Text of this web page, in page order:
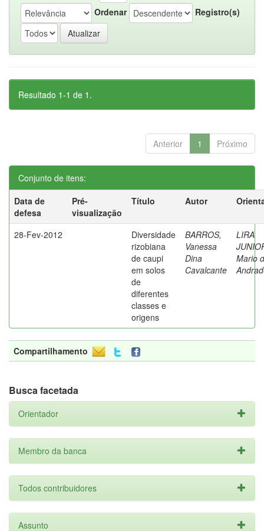
Ordenar
Registro(s)
Resultado 1-1 de 1.
Anterior 1 Próximo
Conjunto de itens:
Data de
defesa
Pré-
visualização
Título Autor
28-Fev-2012
Diversidade
rizobiana
de caupi
em solos
de
diferentes
classes e
origens
BARROS,
Vanessa
Dina
Cavalcante
LIRA
Mario
Compartilhamento
Busca facetada
Orientador
Membro da banca
Todos contribuidores
Assunto